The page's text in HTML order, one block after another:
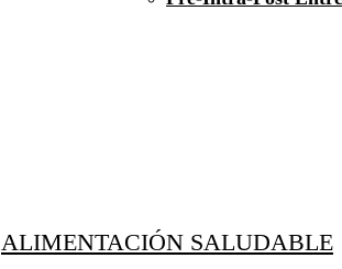
ALIMENTACIÓN SALUDABLE